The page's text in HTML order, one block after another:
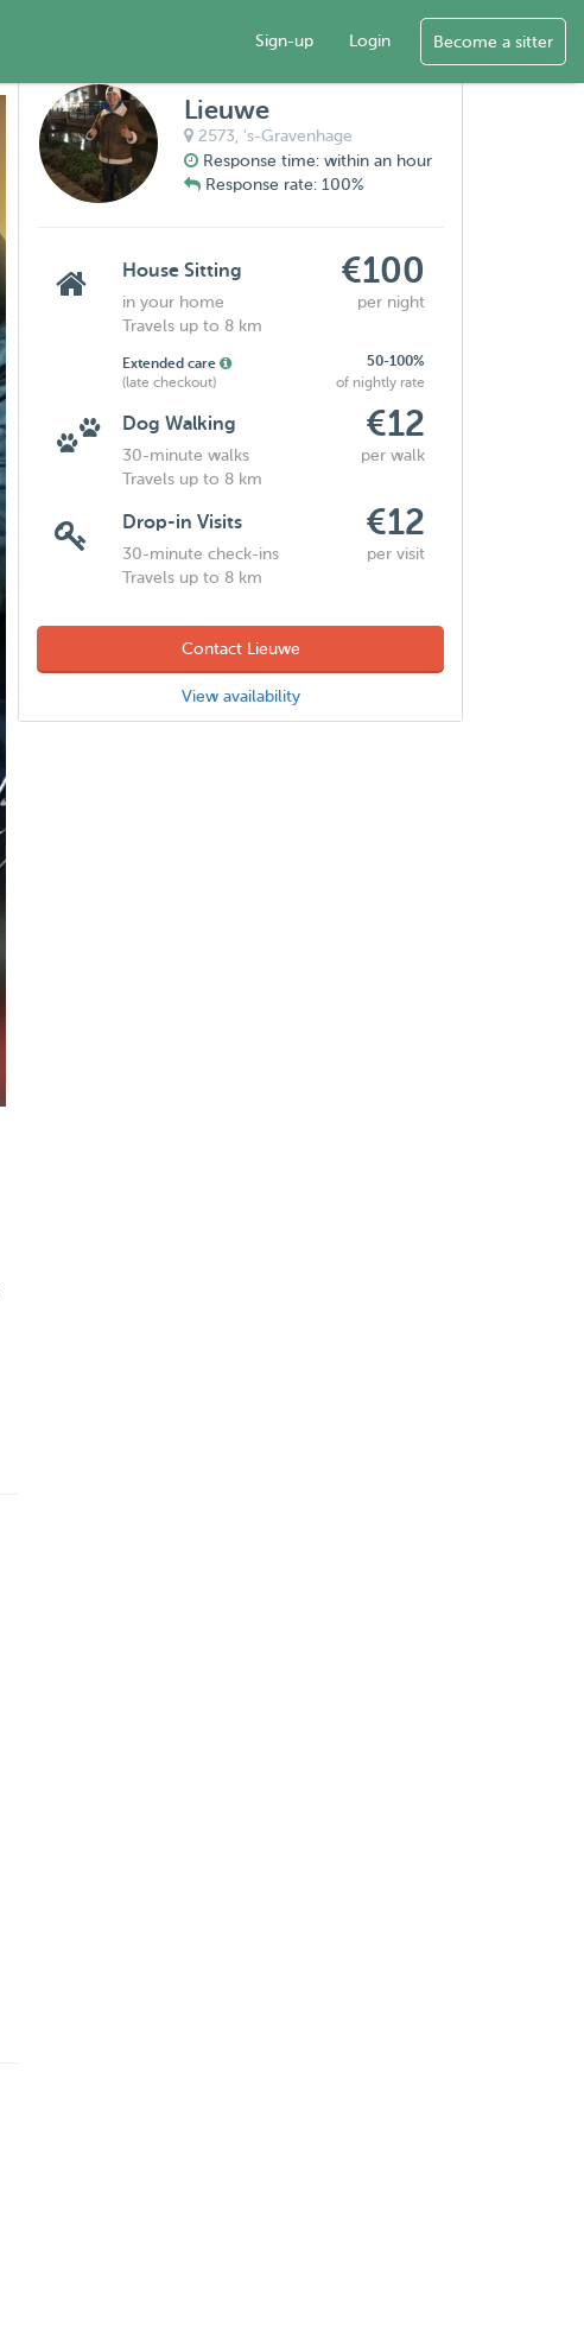
Sign-up Login Become a sitter
Lieuwe
2573, 's-Gravenhage
Response time: within an hour
Response rate: 100%
House Sitting €100
in your home
per night
Travels up to 8 km
Extended care
50-100%
(late checkout)
of nightly rate
Dog Walking €12
30-minute walks
per walk
Travels up to 8 km
Drop-in Visits €12
30-minute check-ins
per visit
Travels up to 8 km
Contact Lieuwe
View availability